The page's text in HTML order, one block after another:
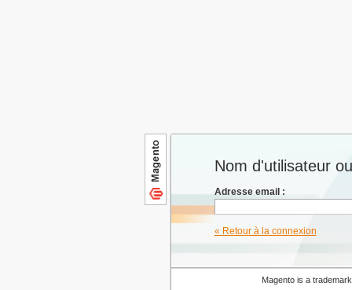
Nom d'utilisateur
Adresse email :
« Retour à la connexion
Magento is a